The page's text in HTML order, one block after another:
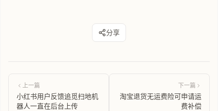
分享
上一篇
小红书用户反馈追觅扫地机
器人一直在后台上传
下一篇
淘宝退货无运费险可申请运
费补偿